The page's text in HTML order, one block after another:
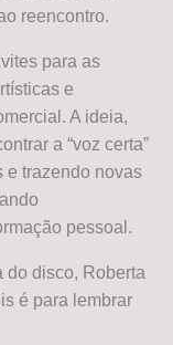
reencontro.
para as
e
A ideia,
a “voz certa”
e trazendo novas
pessoal.
do disco, Roberta
é para lembrar